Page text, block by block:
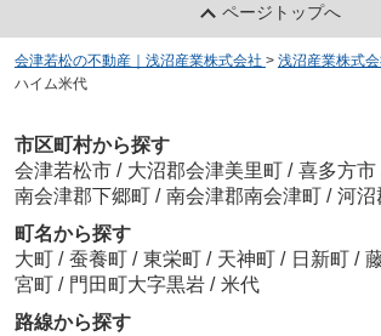
ページトップへ
会津若松の不動産｜浅沼産業株式会社 > 浅沼産業株式
ハイム米代
市区町村から探す
会津若松市 / 大沼郡会津美里町 / 喜多方市
南会津郡下郷町 / 南会津郡南会津町 / 河沼
町名から探す
大町 / 蚕養町 / 東栄町 / 天神町 / 日新町 /
宮町 / 門田町大字黒岩 / 米代
路線から探す